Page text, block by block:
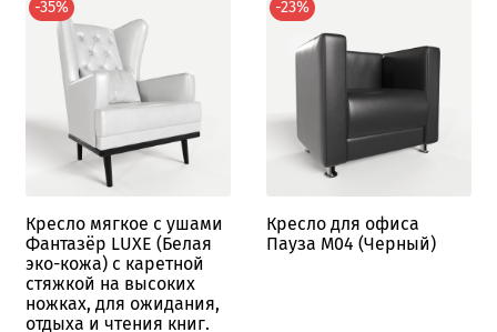
-35%
Кресло мягкое с ушами
Фантазёр LUXE (Белая
эко-кожа) с каретной
стяжкой на высоких
ножках, для ожидания,
отдыха и чтения книг.
-23%
Кресло для офиса
Пауза M04 (Черный)